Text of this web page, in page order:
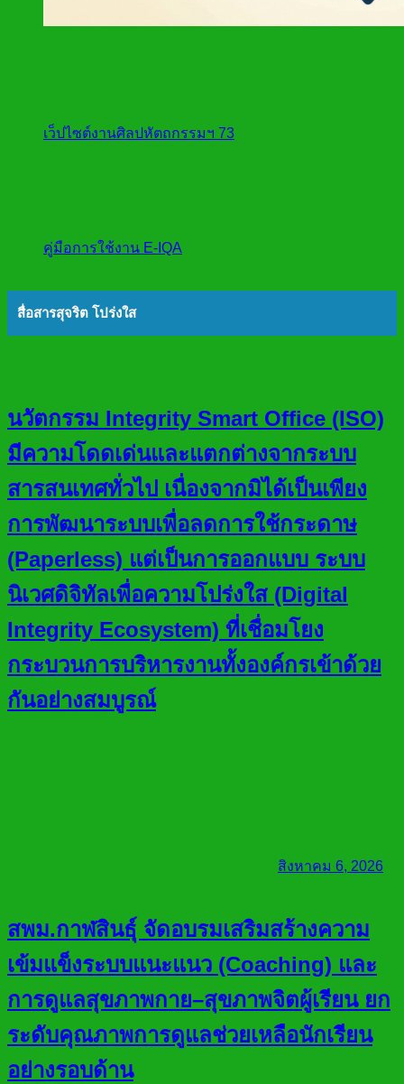
เว็ปไซต์งานศิลปหัตถกรรมฯ 73
คู่มือการใช้งาน E-IQA
สื่อสารสุจริต โปร่งใส
นวัตกรรม Integrity Smart Office (ISO)
มีความโดดเด่นและแตกต่างจากระบบ
สารสนเทศทั่วไป เนื่องจากมิได้เป็นเพียง
การพัฒนาระบบเพื่อลดการใช้กระดาษ
(Paperless) แต่เป็นการออกแบบ ระบบ
นิเวศดิจิทัลเพื่อความโปร่งใส (Digital
Integrity Ecosystem) ที่เชื่อมโยง
กระบวนการบริหารงานทั้งองค์กรเข้าด้วย
กันอย่างสมบูรณ์
สิงหาคม 6, 2026
สพม.กาฬสินธุ์ จัดอบรมเสริมสร้างความ
เข้มแข็งระบบแนะแนว (Coaching) และ
การดูแลสุขภาพกาย–สุขภาพจิตผู้เรียน ยก
ระดับคุณภาพการดูแลช่วยเหลือนักเรียน
อย่างรอบด้าน